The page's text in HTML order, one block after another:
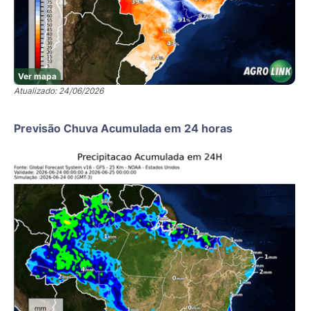
Ver mapa
Atualizado: 24/06/2026
Previsão Chuva Acumulada em 24 horas